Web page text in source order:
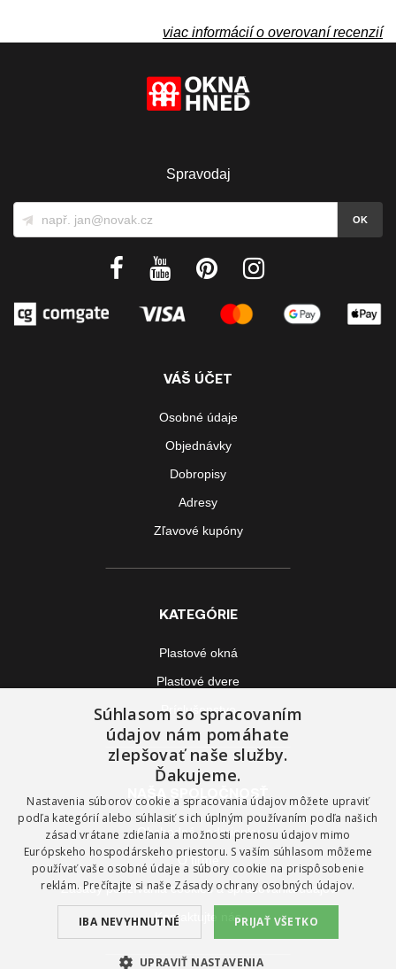
viac informácií o overovaní recenzií
Spravodaj
VÁŠ ÚČET
Osobné údaje
Objednávky
Dobropisy
Adresy
Zľavové kupóny
KATEGÓRIE
Plastové okná
Plastové dvere
Príslušenstvo
Obchodné podmienky
O firme
Zásady používania cookies a spracovania údajov
Kontaktujte nás
Súhlasom so spracovaním
údajov nám pomáhate
zlepšovať naše služby.
Ďakujeme.
Nastavenia súborov cookie a spracovania údajov môžete upraviť
podľa kategórií alebo súhlasiť s ich úplným používaním podľa našich
zásad vrátane zdieľania a možnosti prenosu údajov mimo
Európskeho hospodárskeho priestoru. S vaším súhlasom môžeme
používať vaše osobné údaje a súbory cookie na prispôsobenie
reklám. Prečítajte si naše Zásady ochrany osobných údajov.
PRIJAŤ VŠETKO
IBA NEVYHNUTNÉ
UPRAVIŤ NASTAVENIA